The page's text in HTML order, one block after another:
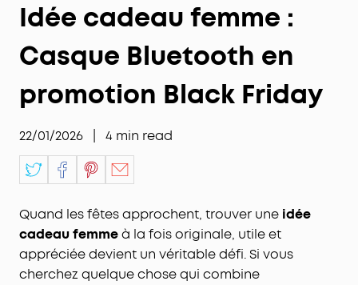
Idée cadeau femme :
Casque Bluetooth en
promotion Black Friday
22/01/2026 4 min read
Quand les fêtes approchent, trouver une idée
cadeau femmeà la fois originale, utile et
appréciée devient un véritable défi. Si vous
cherchez quelque chose qui combine